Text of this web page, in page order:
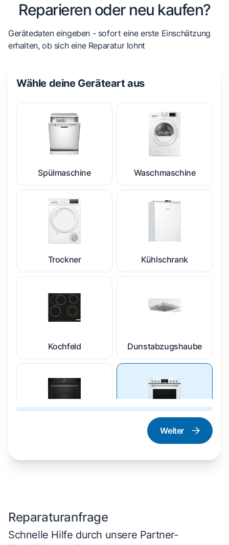
Reparieren oder neu kaufen?
Gerätedaten eingeben - sofort eine erste Einschätzung
erhalten, ob sich eine Reparatur lohnt
Wähle deine Geräteart aus
Spülmaschine Waschmaschine
Trockner Kühlschrank
Kochfeld Dunstabzugshaube
Herd und Backofen
Weiter
Reparaturanfrage
Schnelle Hilfe durch unsere Partner-